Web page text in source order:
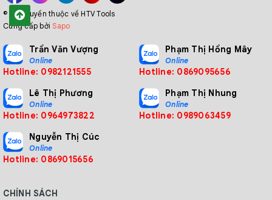
© Bản quyền thuộc về HTV Tools
Cung cấp bởiSapo
Trần Văn Vượng
Online
Hotline: 0982121555
Phạm Thị Hồng Mây
Online
Hotline: 0869095656
Lê Thị Phương
Online
Hotline: 0964973822
Phạm Thị Nhung
Online
Hotline: 0989063459
Nguyễn Thị Cúc
Online
Hotline: 0869015656
CHÍNH SÁCH